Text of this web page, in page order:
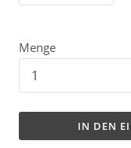
Menge
IN DEN